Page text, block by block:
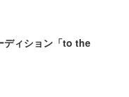
ィション「to the